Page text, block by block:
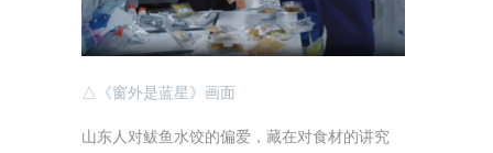
△《窗外是蓝星》画面
山东人对鲅鱼水饺的偏爱，藏在对食材的讲究